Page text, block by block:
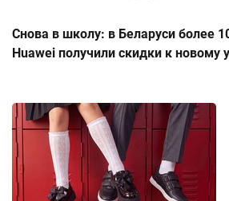
Снова в школу: в Беларуси более
Huawei получили скидки к новому